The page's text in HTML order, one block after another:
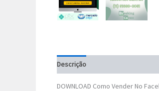
Descrição
DOWNLOAD Como Vender No